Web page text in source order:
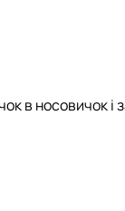
в носовичок і